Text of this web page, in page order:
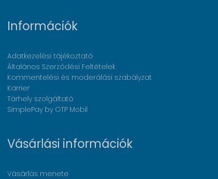
Információk
Adatkezelési tájékoztató
Általános Szerződési Feltételek
Kommentelési és moderálási szabályzat
Karrier
Tárhely szolgáltató
SimplePay by OTP Mobil
Vásárlási információk
Vásárlás menete